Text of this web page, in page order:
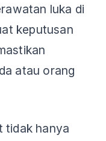
luka di
keputusan
atau orang
tidak hanya